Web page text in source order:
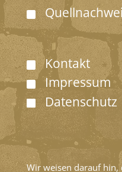
Kontakt
Impressum
Datenschutz
Wir weisen darauf hin,